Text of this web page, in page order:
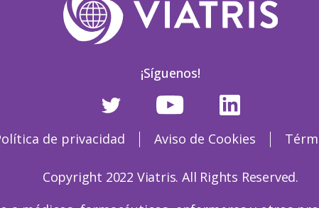
¡Síguenos!
de privacidad Aviso de Cookies
Copyright 2022 Viatris. All Rights Reserved.